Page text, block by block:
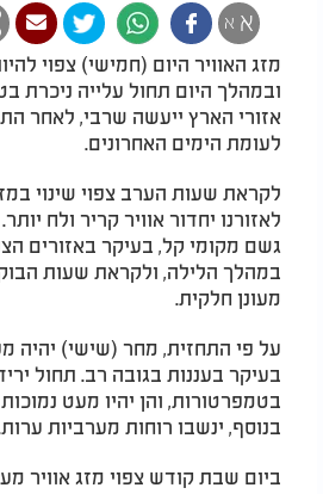
א א
מזג האוויר היום (חמישי) צפוי
ובמהלך היום תחול עלייה ניכרת
אזורי הארץ ייעשה שרבי, לאחר
לעומת הימים האחרונים.
לקראת שעות הערב צפוי שינוי
לאזורנו יחדור אוויר קריר ולח
גשם מקומי קל, בעיקר באזורים
במהלך הלילה, ולקראת שעות
מעונן חלקית.
על פי התחזית, מחר (שישי) יהיה
בעיקר בעננות בגובה רב. תחול
בטמפרטורות, והן יהיו מעט
בנוסף, ינשבו רוחות מערביות
ביום שבת קודש צפוי מזג אוויר